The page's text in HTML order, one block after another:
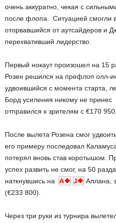
очень аккуратно, чекая с
после флопа. Ситуацией смогли
оторвавшийся от аутсайдеров и
перехвативший лидерство.
Первый нокаут произошел на 15
Розен решился на префлоп олл-
удвоившийся с момента старта,
Борд усиления никому не принес
отправился к зрителям с €170 950.
После вылета Розена смог
его примеру последовал
потерял вновь став коротышом.
успех развить не смог, на 50
наткнувшись на A J
Аллана,
(€233 800).
Через три руки из турнира